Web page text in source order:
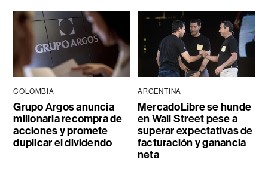
COLOMBIA
Grupo Argos anuncia
millonaria recompra de
acciones y promete
duplicar el dividendo
ARGENTINA
MercadoLibre se hunde
en Wall Street pese a
superar expectativas de
facturación y ganancia
neta